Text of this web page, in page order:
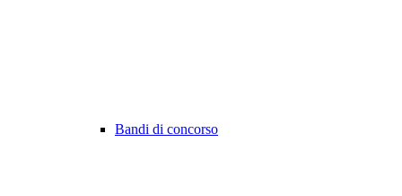
Bandi di concorso